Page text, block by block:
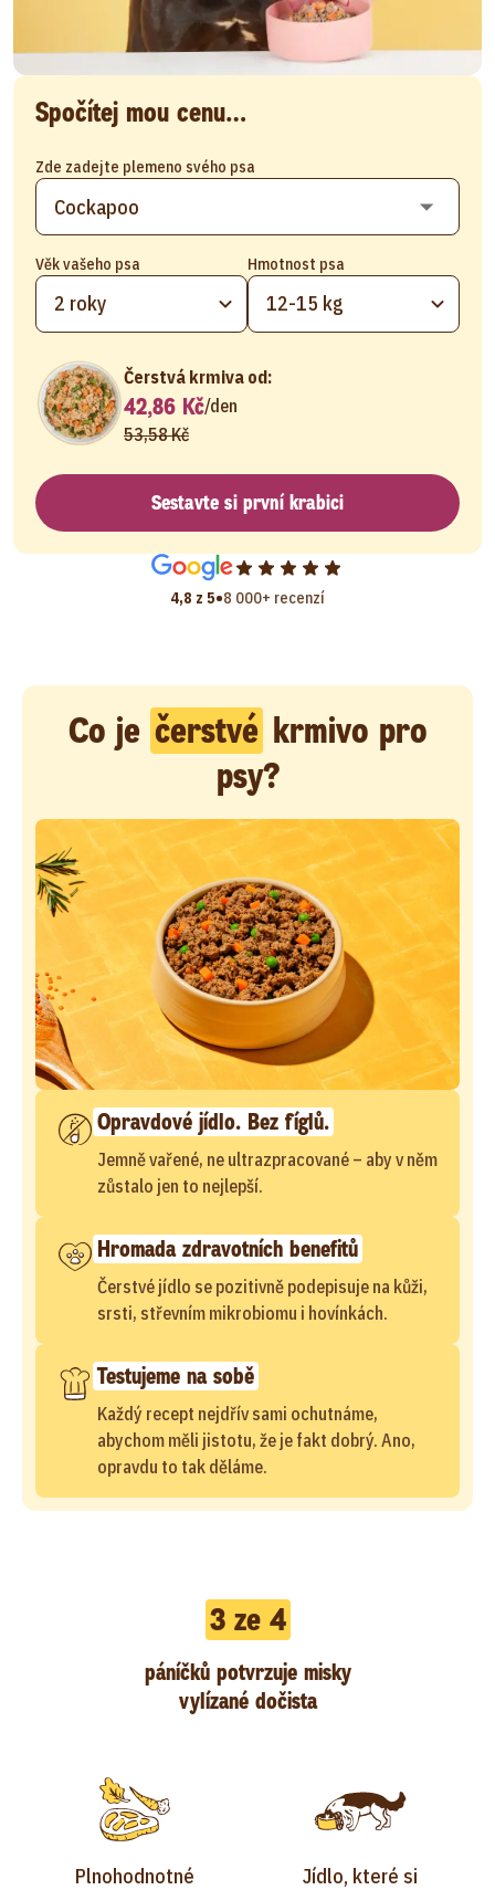
Spočítej mou cenu…
Zde zadejte plemeno svého psa
Věk vašeho psa
2 roky
Hmotnost psa
12-15 kg
Čerstvá krmiva od:
42,86 Kč/den
53,58 Kč
Sestavte si první krabici
4,8 z 5•8 000+ recenzí
Co je čerstvé krmivo pro
psy?
Opravdové jídlo. Bez fíglů.
Jemně vařené, ne ultrazpracované – aby v něm
zůstalo jen to nejlepší.
Hromada zdravotních benefitů
Čerstvé jídlo se pozitivně podepisuje na kůži,
srsti, střevním mikrobiomu i hovínkách.
Testujeme na sobě
Každý recept nejdřív sami ochutnáme,
abychom měli jistotu, že je fakt dobrý. Ano,
opravdu to tak děláme.
Plnohodnotné
3 ze 4
páníčků potvrzuje misky
vylízané dočista
Jídlo, které si